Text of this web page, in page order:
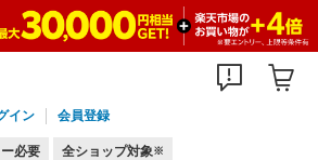
イン 会員登録
必要 全ショップ対象※